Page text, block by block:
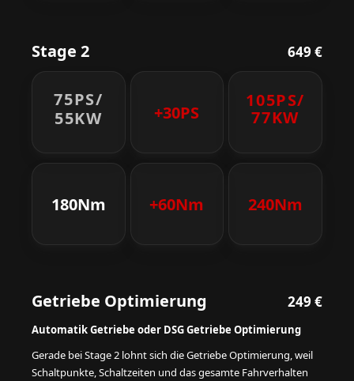
Stage 2 649 €
75PS/
55KW
+30PS
105PS/
77KW
180Nm +60Nm 240Nm
Getriebe Optimierung 249 €
Automatik Getriebe oder DSG Getriebe Optimierung
Gerade bei Stage 2 lohnt sich die Getriebe Optimierung, weil
Schaltpunkte, Schaltzeiten und das gesamte Fahrverhalten